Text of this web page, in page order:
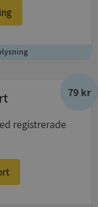
79 kr
registrerade